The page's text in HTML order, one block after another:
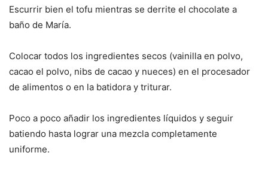
Escurrir bien el tofu mientras se derrite el chocolate a
baño de María.
Colocar todos los ingredientes secos (vainilla en polvo,
cacao el polvo, nibs de cacao y nueces) en el procesador
de alimentos o en la batidora y triturar.
Poco a poco añadir los ingredientes líquidos y seguir
batiendo hasta lograr una mezcla completamente
uniforme.